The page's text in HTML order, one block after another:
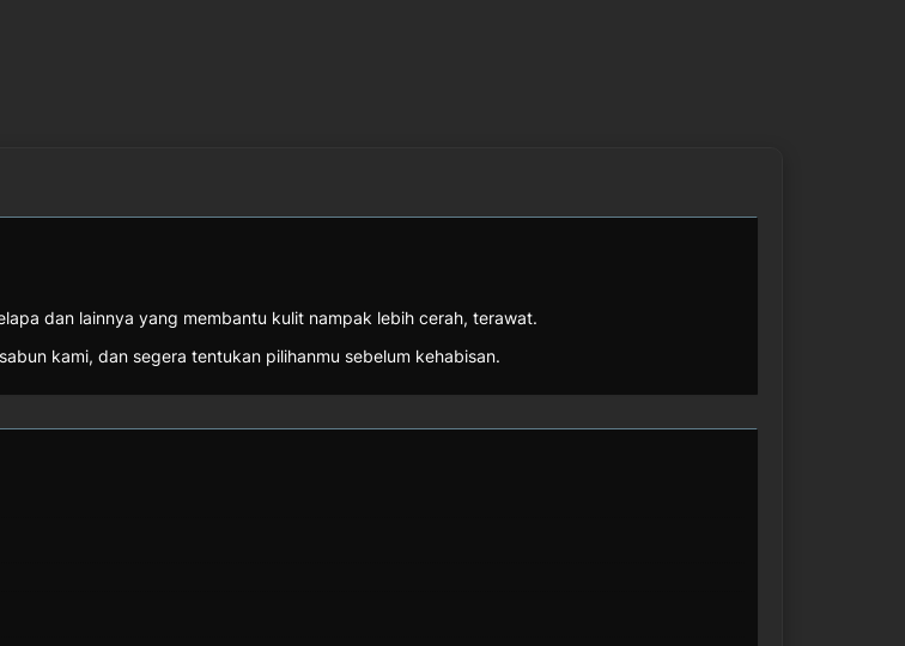
dan lainnya yang membantu kulit nampak lebih cerah, terawat.
kami, dan segera tentukan pilihanmu sebelum kehabisan.